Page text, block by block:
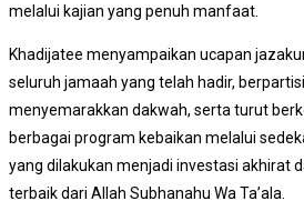
melalui kajian yang penuh manfaat.
Khadijatee menyampaikan ucapan
seluruh jamaah yang telah hadir,
menyemarakkan dakwah, serta turut
berbagai program kebaikan melalui
yang dilakukan menjadi investasi akhirat
terbaik dari Allah Subhanahu Wa Ta’ala.